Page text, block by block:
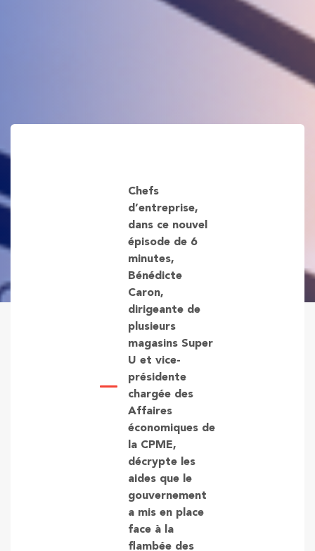
Chefs
d’entreprise,
dans ce nouvel
épisode de 6
minutes,
Bénédicte
Caron,
dirigeante de
plusieurs
magasins Super
U et vice-
présidente
chargée des
Affaires
économiques de
la CPME,
décrypte les
aides que le
gouvernement
a mis en place
face à la
flambée des